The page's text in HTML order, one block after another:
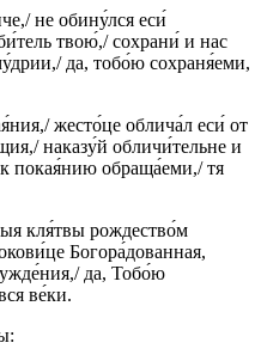
не обину́лся еси́
твою́,/ сохрани́ и нас
да, тобо́ю сохраня́еми,
жесто́це облича́л еси́ от
наказу́й обличи́тельне и
покая́нию обраща́еми,/ тя
кля́твы рождество́м
Богора́дованная,
да, Тобо́ю
ве́ки.